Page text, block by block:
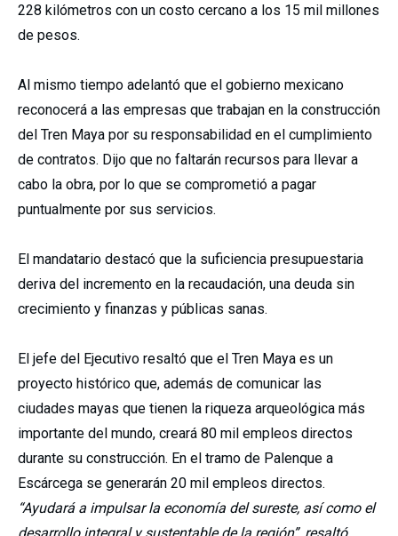
228 kilómetros con un costo cercano a los 15 mil millones
de pesos.
Al mismo tiempo adelantó que el gobierno mexicano
reconocerá a las empresas que trabajan en la construcción
del Tren Maya por su responsabilidad en el cumplimiento
de contratos. Dijo que no faltarán recursos para llevar a
cabo la obra, por lo que se comprometió a pagar
puntualmente por sus servicios.
El mandatario destacó que la suficiencia presupuestaria
deriva del incremento en la recaudación, una deuda sin
crecimiento y finanzas y públicas sanas.
El jefe del Ejecutivo resaltó que el Tren Maya es un
proyecto histórico que, además de comunicar las
ciudades mayas que tienen la riqueza arqueológica más
importante del mundo, creará 80 mil empleos directos
durante su construcción. En el tramo de Palenque a
Escárcega se generarán 20 mil empleos directos.
“Ayudará a impulsar la economía del sureste, así como el